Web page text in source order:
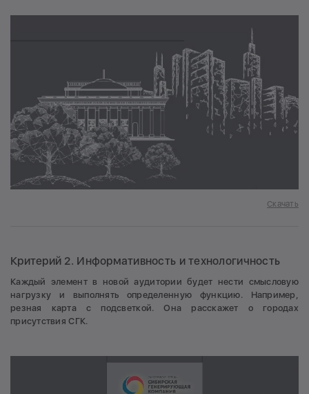
Скачать
Критерий 2. Информативность и технологичность
Каждый элемент в новой аудитории будет нести смысловую
нагрузку и выполнять определенную функцию. Например,
резная карта с подсветкой. Она расскажет о городах
присутствия СГК.